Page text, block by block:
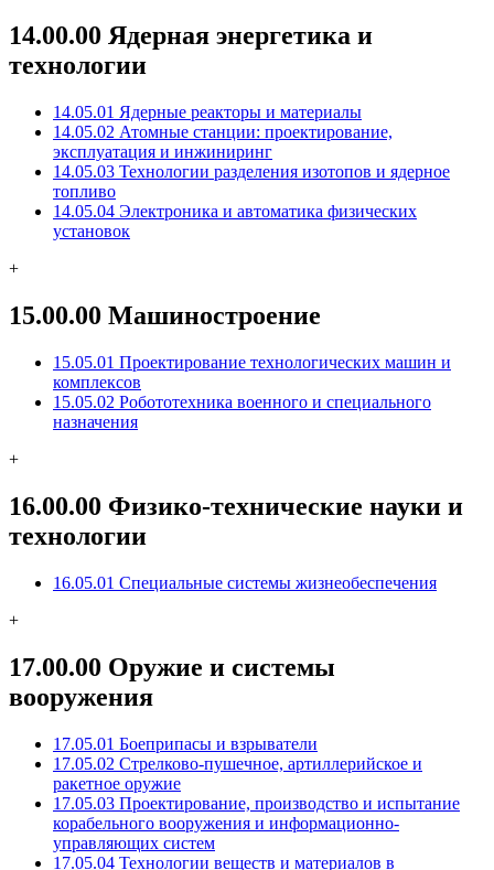
14.00.00 Ядерная энергетика и
технологии
14.05.01 Ядерные реакторы и материалы
14.05.02 Атомные станции: проектирование,
эксплуатация и инжиниринг
14.05.03 Технологии разделения изотопов и ядерное
топливо
14.05.04 Электроника и автоматика физических
установок
+
15.00.00 Машиностроение
15.05.01 Проектирование технологических машин и
комплексов
15.05.02 Робототехника военного и специального
назначения
+
16.00.00 Физико-технические науки и
технологии
16.05.01 Специальные системы жизнеобеспечения
+
17.00.00 Оружие и системы
вооружения
17.05.01 Боеприпасы и взрыватели
17.05.02 Стрелково-пушечное, артиллерийское и
ракетное оружие
17.05.03 Проектирование, производство и испытание
корабельного вооружения и информационно-
управляющих систем
17.05.04 Технологии веществ и материалов в